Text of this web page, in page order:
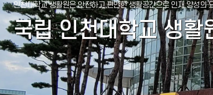
인천대학교 생활원은 안전하고 편안한 생활공간으로 인재 양성의
국립 인천대학교 생활